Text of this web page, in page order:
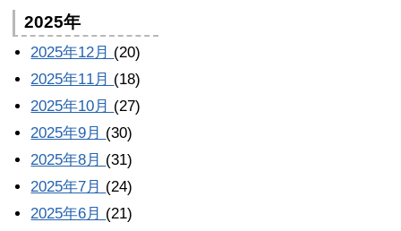
2025年
2025年12月 (20)
2025年11月 (18)
2025年10月 (27)
2025年9月 (30)
2025年8月 (31)
2025年7月 (24)
2025年6月 (21)